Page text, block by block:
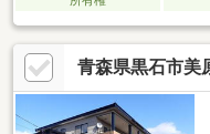
青森県黒石市美